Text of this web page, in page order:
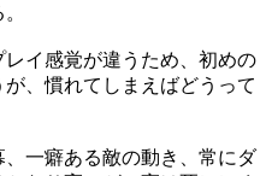
イ感覚が違うため、初めの
、慣れてしまえばどうって
一癖ある敵の動き、常にダ